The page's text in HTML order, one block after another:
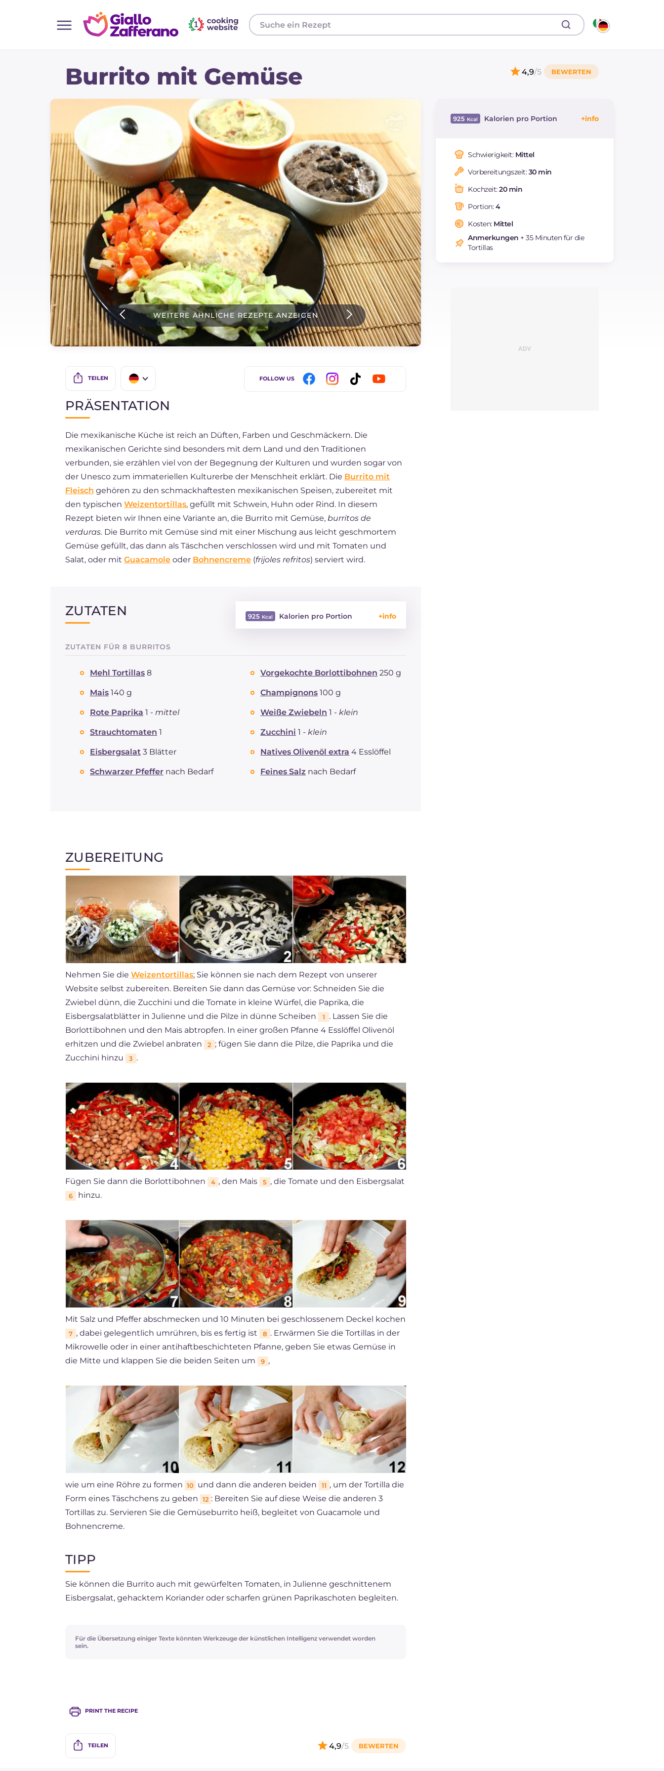
Pizza und focaccia
Kuchen und Backwaren
Neueste rezepte
IT Website
Instagram
Burrito mit Gemüse 4,9/5
WEITERE ÄHNLICHE REZEPTE ANZEIGEN
TEILEN
BR
FR
NL
FOLLOW US
925 Kalorien pro Portion
davon Zucker
REZEPTLESEN
Fette
Fettsäuren
Ballaststoffe
Natrium
Schwierigkeit: Mittel
Vorbereitungszeit:30 min
Kochzeit:20 min
Portion:4
Kosten: Mittel
Anmerkungen + 35 Minuten für die
Tortillas
PRÄSENTATION
Die mexikanische Küche ist reich an Düften, Farben und Geschmäckern. Die
mexikanischen Gerichte sind besonders mit dem Land und den Traditionen
verbunden, sie erzählen viel von der Begegnung der Kulturen und wurden sogar von
der Unesco zum immateriellen Kulturerbe der Menschheit erklärt. Die Burrito mit
Fleisch gehören zu den schmackhaftesten mexikanischen Speisen, zubereitet mit
den typischen Weizentortillas, gefüllt mit Schwein, Huhn oder Rind. In diesem
Rezept bieten wir Ihnen eine Variante an, die Burrito mit Gemüse, burritos de
verduras. Die Burrito mit Gemüse sind mit einer Mischung aus leicht geschmortem
Gemüse gefüllt, das dann als Täschchen verschlossen wird und mit Tomaten und
Salat, oder mit Guacamole oder Bohnencreme (frijoles refritos) serviert wird.
ZUTATEN 925 Kalorien pro Portion
REZEPTLESEN g 31.5
Fette
davon gesättigte
Fettsäuren
Natrium
ZUTATEN FÜR 8 BURRITOS
Mehl Tortillas 8 Vorgekochte Borlottibohnen 250 g
Mais 140 g Champignons 100 g
Rote Paprika 1 - mittel Weiße Zwiebeln 1 - klein
Strauchtomaten 1 Zucchini 1 - klein
Eisbergsalat 3 Blätter Natives Olivenöl extra 4 Esslöffel
Schwarzer Pfeffer nach Bedarf Feines Salz nach Bedarf
ZUBEREITUNG
Nehmen Sie die Weizentortillas; Sie können sie nach dem Rezept von unserer
Website selbst zubereiten. Bereiten Sie dann das Gemüse vor: Schneiden Sie die
Zwiebel dünn, die Zucchini und die Tomate in kleine Würfel, die Paprika, die
Eisbergsalatblätter in Julienne und die Pilze in dünne Scheiben
1
. Lassen Sie die
Borlottibohnen und den Mais abtropfen. In einer großen Pfanne 4 Esslöffel Olivenöl
erhitzen und die Zwiebel anbraten
2 ; fügen Sie dann die Pilze, die Paprika und die
Zucchini hinzu
3 .
Fügen Sie dann die Borlottibohnen 4 , den Mais 5 , die Tomate und den Eisbergsalat
6 hinzu.
Mit Salz und Pfeffer abschmecken und 10 Minuten bei geschlossenem Deckel kochen
7 , dabei gelegentlich umrühren, bis es fertig ist 8 . Erwärmen Sie die Tortillas in der
Mikrowelle oder in einer antihaftbeschichteten Pfanne, geben Sie etwas Gemüse in
die Mitte und klappen Sie die beiden Seiten um
9 ,
wie um eine Röhre zu formen 10 und dann die anderen beiden 11 , um der Tortilla die
Form eines Täschchens zu geben
12 : Bereiten Sie auf diese Weise die anderen 3
Tortillas zu. Servieren Sie die Gemüseburrito heiß, begleitet von Guacamole und
Bohnencreme.
TIPP
Sie können die Burrito auch mit gewürfelten Tomaten, in Julienne geschnittenem
Eisbergsalat, gehacktem Koriander oder scharfen grünen Paprikaschoten begleiten.
Für die Übersetzung einiger Texte könnten Werkzeuge der künstlichen Intelligenz verwendet worden
sein.
PRINT THE RECIPE
TEILEN 4,9/5